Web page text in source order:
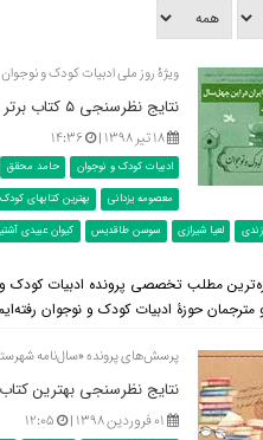
ویژۀ روز ملی ادبیات کودک و نوجوان
نتایج نظرسنجی ۵ کتاب برتر ادبیات کودک و نوجوان ایران در این چهل سال
۱۸ تیر ۱۳۹۸ | ۱۴:۳۶
ادبیات کودک و نوجوان حامد محقق
معصومه یزدانی
بهترین کتابهای
لعیا شیرازی سوسن طاقدیس کیوان عبیدی
مطلب تخصصی پرونده ادبیات کودک
مترجمان حوزۀ ادبیات کودک و نوجوان
پرسش‌های پرونده «سال‌نامه
نتایج نظرسنجی بهترین کتاب داستان سال ۱۳۹۷ (+
۰۱ فروردین ۱۳۹۸ | ۱۲:۰۵